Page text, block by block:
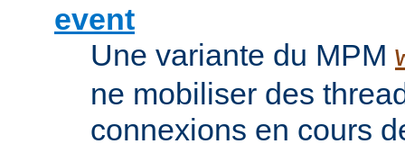
event
Une variante du MPM
ne mobiliser des
connexions en cours